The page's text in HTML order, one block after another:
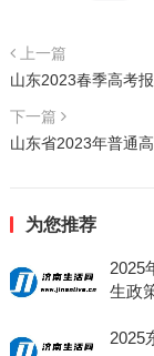
上一篇
山东2023春季高考
下一篇
山东省2023年普通
为您推荐
2025
生政
2025